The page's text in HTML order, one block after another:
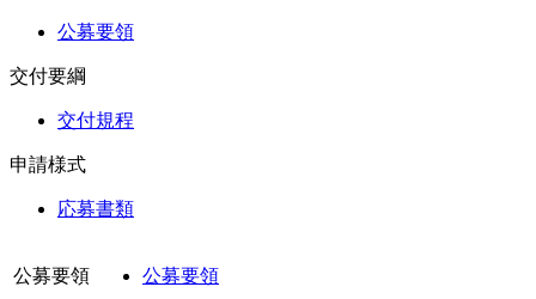
公募要領
交付要綱
交付規程
申請様式
応募書類
公募要領 公募要領